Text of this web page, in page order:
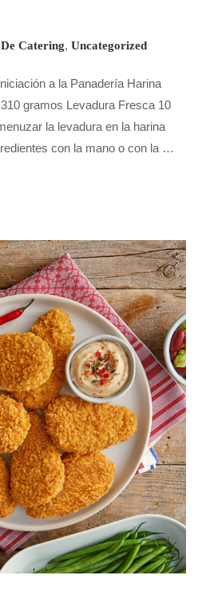
Catering, Uncategorized
a la Panadería Harina
gramos Levadura Fresca 10
la levadura en la harina
con la mano o con la …